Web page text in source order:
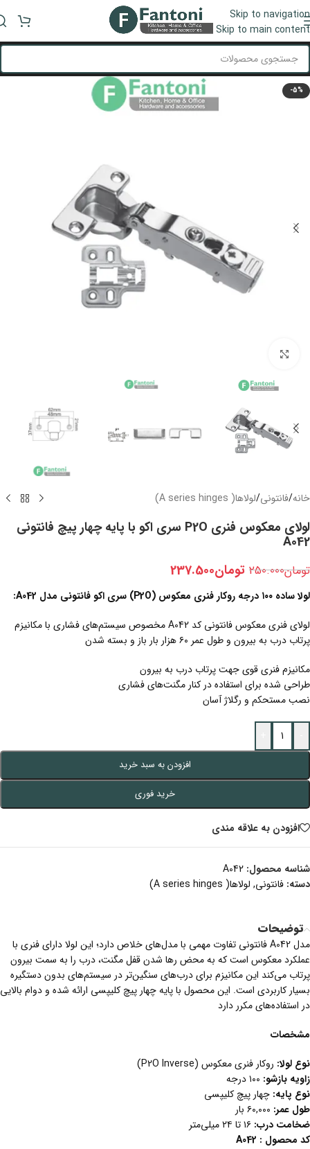
Skip to navigation
Skip to main content
منو
-5%
خانه/فانتونی/لولاها( A series hinges)
لولای معکوس فنری P2O سری اکو با پایه چهار پیچ فانتونی
A042
تومان250.000 تومان237.500
لولا ساده ۱۰۰ درجه روکار فنری معکوس (P2O) سری اکو فانتونی مدل A042:
لولای فنری معکوس فانتونی کد A042 مخصوص سیستم‌های فشاری با مکانیزم
پرتاب درب به بیرون و طول عمر ۶۰ هزار بار باز و بسته شدن
مکانیزم فنری قوی جهت پرتاب درب به بیرون
طراحی شده برای استفاده در کنار مگنت‌های فشاری
نصب مستحکم و رگلاژ آسان
افزودن به سبد خرید
خرید فوری
افزودن به علاقه مندی
شناسه محصول: A042
دسته: فانتونی, لولاها( A series hinges)
توضیحات
مدل A042 فانتونی تفاوت مهمی با مدل‌های خلاص دارد؛ این لولا دارای فنری با
عملکرد معکوس است که به محض رها شدن قفل مگنت، درب را به سمت بیرون
پرتاب می‌کند این مکانیزم برای درب‌های سنگین‌تر در سیستم‌های بدون دستگیره
بسیار کاربردی است. این محصول با پایه چهار پیچ کلیپسی ارائه شده و دوام بالایی
در استفاده‌های مکرر دارد
مشخصات
نوع لولا: روکار فنری معکوس (P2O Inverse)
زاویه بازشو:
نوع پایه: چهار پیچ کلیپسی
طول عمر:
ضخامت درب:
کد محصول : A042